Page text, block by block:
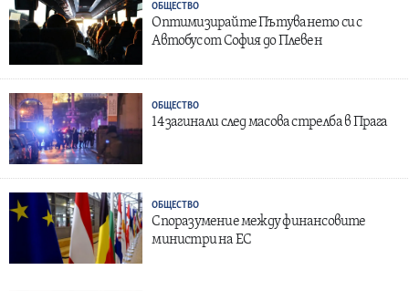
ОБЩЕСТВО
Оптимизирайте Пътуването си с
Автобус от София до Плевен
ОБЩЕСТВО
14 загинали след масова стрелба в Прага
ОБЩЕСТВО
Споразумение между финансовите
министри на ЕС